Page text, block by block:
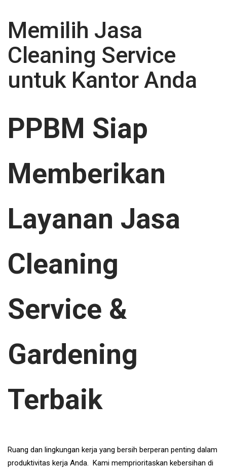
Memilih Jasa
Cleaning Service
untuk Kantor Anda
PPBM Siap
Memberikan
Layanan Jasa
Cleaning
Service &
Gardening
Terbaik
Ruang dan lingkungan kerja yang bersih berperan penting dalam
produktivitas kerja Anda. Kami memprioritaskan kebersihan di
navigation